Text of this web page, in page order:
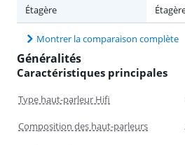
Étagère
Montrer la comparaison complète
Généralités
Caractéristiques principales
Type haut-parleur Hifi
Composition des haut-parleurs